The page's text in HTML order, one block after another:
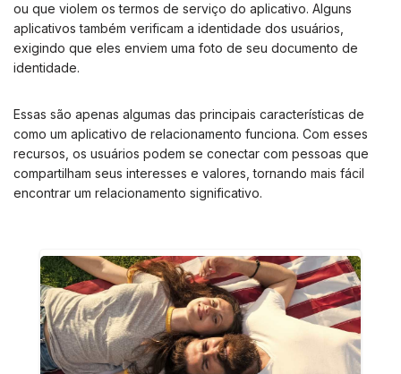
ou que violem os termos de serviço do aplicativo. Alguns
aplicativos também verificam a identidade dos usuários,
exigindo que eles enviem uma foto de seu documento de
identidade.
Essas são apenas algumas das principais características de
como um aplicativo de relacionamento funciona. Com esses
recursos, os usuários podem se conectar com pessoas que
compartilham seus interesses e valores, tornando mais fácil
encontrar um relacionamento significativo.